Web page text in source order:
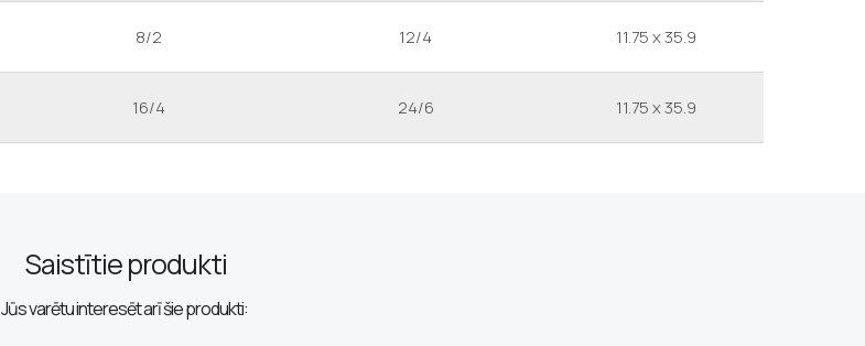
8/2 12/4 11.75 x 35.9
16/4 24/6 11.75 x 35.9
Jūs varētu interesēt arī šie produkti:
Saistītie produkti